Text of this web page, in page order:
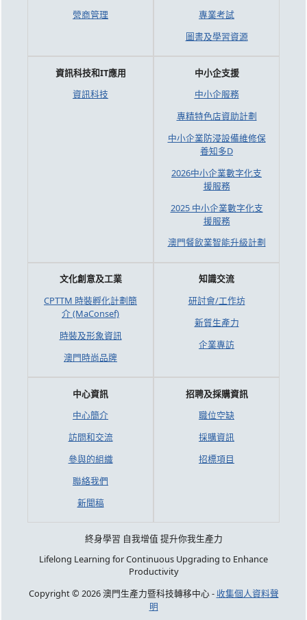
營商管理
專業考試
圖書及學習資源
資訊科技和IT應用
資訊科技
中小企支援
中小企服務
專精特色店資助計劃
中小企業防浸設備維修保
養知多D
2026中小企業數字化支
援服務
2025 中小企業數字化支
援服務
澳門餐飲業智能升級計劃
文化創意及工業
CPTTM 時裝孵化計劃簡
介 (MaConsef)
時裝及形象資訊
澳門時尚品牌
知識交流
研討會/工作坊
新質生產力
企業專訪
中心資訊
中心簡介
訪問和交流
參與的組織
聯絡我們
新聞稿
招聘及採購資訊
職位空缺
採購資訊
招標項目
終身學習 自我增值 提升你我生產力
Lifelong Learning for Continuous Upgrading to Enhance
Productivity
Copyright © 2026 澳門生產力暨科技轉移中心 - 收集個人資料聲
明